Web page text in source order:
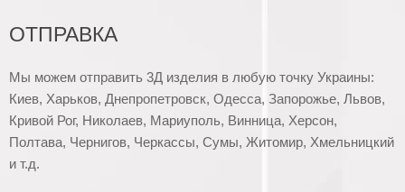
ОТПРАВКА
Мы можем отправить 3Д изделия в любую точку Украины:
Киев, Харьков, Днепропетровск, Одесса, Запорожье, Львов,
Кривой Рог, Николаев, Мариуполь, Винница, Херсон,
Полтава, Чернигов, Черкассы, Сумы, Житомир, Хмельницкий
и т.д.